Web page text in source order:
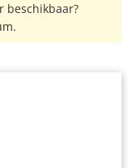
beschikbaar?